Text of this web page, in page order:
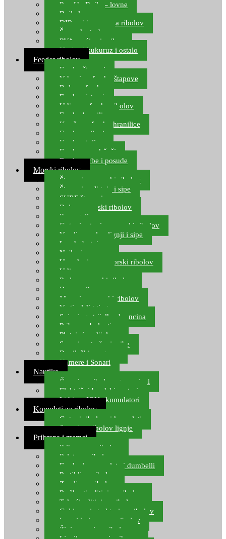
Pop Up Boile – lovne
Boile lovne
DIP-ovi i arome za ribolov
Šaranske torbe
PVA vrećice i pribor
Umjetni kukuruz i ostalo
Feeder ribolov
Feeder štapovi
Vrhovi za feeder štapove
Role za feeder
Feeder sistemi
Udice za feeder ribolov
Feeder hranilice
Kopče za feeder hranilice
Feeder najloni
Feeder stolice
Feeder arm držači
Feeder torbe i posude
Morski ribolov
Štapovi za morski ribolov
Štapovi za lignje i sipe
SURF štapovi
Role za morski ribolov
Parangali
Gotovi setovi za morski ribolov
Varalice za lov lignji i sipe
Lov hobotnice
Najloni za more
Upredenice za morski ribolov
Udice za more
Perle za morski ribolov
Brum prihrana za more
Mamci za morski ribolov
Vertical Jigging
Spinning strijelke, brancina
Pribor za bolentino
Plutajuća odijela
Sonari za traženje ribe
Ronilački program
Kamere i Sonari
Nautika
Čamci za ribolov, gumenjaci
Električni brodski motori
Lithium ION akumulatori
Kompleti za ribolov
Gotovi ribolovni kompleti
Setovi za ribolov lignje
Prihrana i mamci
Prihrana za ribolov
Pelete za ribolov
Feeder lovne pelete i dumbelli
Partikli za ribolov
Zemlja za ribolov
Praškasti aditivi za ribolov
Tekući aditivi za ribolov
Gel i sprej atraktori za ribolov
Lovni kukuruz za ribolov
Živi mamci za ribolov